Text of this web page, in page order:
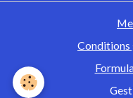
Conditions